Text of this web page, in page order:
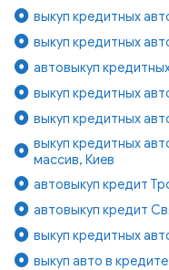
выкуп кредитных
выкуп кредитных
автовыкуп
выкуп кредитных
выкуп кредитных
выкуп кредитных
массив, Киев
автовыкуп кредит
автовыкуп кредит
выкуп кредитных
выкуп авто в кредите